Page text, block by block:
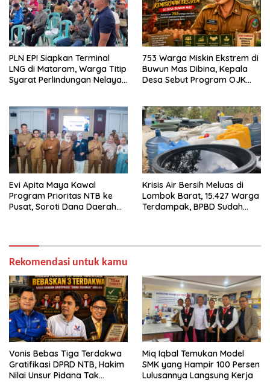
PLN EPI Siapkan Terminal
LNG di Mataram, Warga Titip
Syarat Perlindungan Nelayan
753 Warga Miskin Ekstrem di
Buwun Mas Dibina, Kepala
Desa Sebut Program OJK
Evi Apita Maya Kawal
Program Prioritas NTB ke
Pusat, Soroti Dana Daerah
Krisis Air Bersih Meluas di
Lombok Barat, 15.427 Warga
Terdampak, BPBD Sudah
Rekomendasi untuk kamu
Vonis Bebas Tiga Terdakwa
Gratifikasi DPRD NTB, Hakim
Nilai Unsur Pidana Tak
Miq Iqbal Temukan Model
SMK yang Hampir 100 Persen
Lulusannya Langsung Kerja